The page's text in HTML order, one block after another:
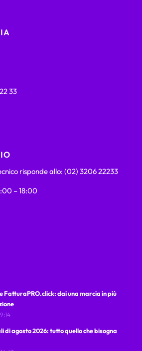
33
risponde allo: (02) 3206 22233
– 18:00
FatturaPRO.click: dai una marcia in più
di agosto 2026: tutto quello che bisogna